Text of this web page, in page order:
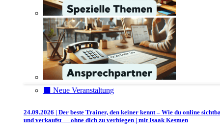
⬛️ Neue Veranstaltung
24.09.2026 | Der beste Trainer, den keiner kennt – Wie du online
und verkaufst — ohne dich zu verbiegen | mit Isaak Kesmen